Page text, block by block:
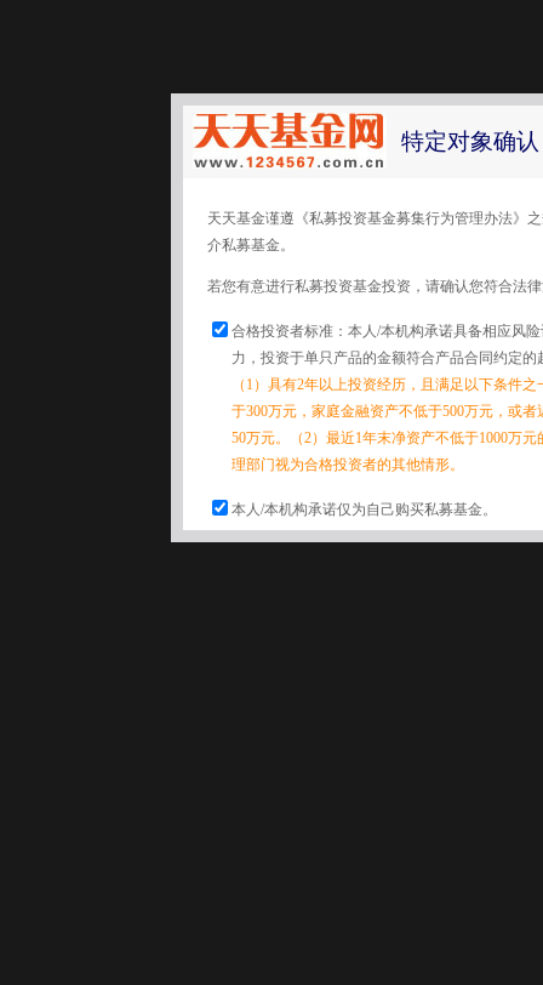
特定对象确认
天天基金谨遵《私募投资基金募集行为管理办法》
介私募基金。
若您有意进行私募投资基金投资，请确认您符合法
合格投资者标准：本人/本机构承诺具备相应风
力，投资于单只产品的金额符合产品合同约定的
（1）具有2年以上投资经历，且满足以下条件
于300万元，家庭金融资产不低于500万元，或
50万元。（2）最近1年末净资产不低于1000万
理部门视为合格投资者的其他情形。
本人/本机构承诺仅为自己购买私募基金。